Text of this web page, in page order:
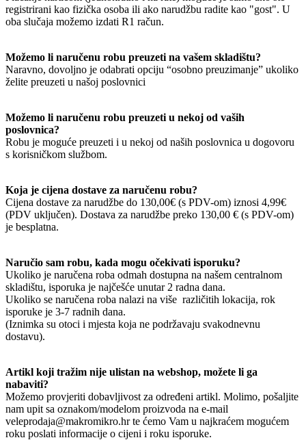
registrirani kao fizička osoba ili ako narudžbu radite kao "gost". U
oba slučaja možemo izdati R1 račun.
Možemo li naručenu robu preuzeti na vašem skladištu?
Naravno, dovoljno je odabrati opciju “osobno preuzimanje” ukoliko
želite preuzeti u našoj poslovnici
Možemo li naručenu robu preuzeti u nekoj od vaših
poslovnica?
Robu je moguće preuzeti i u nekoj od naših poslovnica u dogovoru
s korisničkom službom.
Koja je cijena dostave za naručenu robu?
Cijena dostave za narudžbe do 130,00€ (s PDV-om) iznosi 4,99€
(PDV uključen). Dostava za narudžbe preko 130,00 € (s PDV-om)
je besplatna.
Naručio sam robu, kada mogu očekivati isporuku?
Ukoliko je naručena roba odmah dostupna na našem centralnom
skladištu, isporuka je najčešće unutar 2 radna dana.
Ukoliko se naručena roba nalazi na više različitih lokacija, rok
isporuke je 3-7 radnih dana.
(Iznimka su otoci i mjesta koja ne podržavaju svakodnevnu
dostavu).
Artikl koji tražim nije ulistan na webshop, možete li ga
nabaviti?
Možemo provjeriti dobavljivost za određeni artikl. Molimo, pošaljite
nam upit sa oznakom/modelom proizvoda na e-mail
veleprodaja@makromikro.hr te ćemo Vam u najkraćem mogućem
roku poslati informacije o cijeni i roku isporuke.